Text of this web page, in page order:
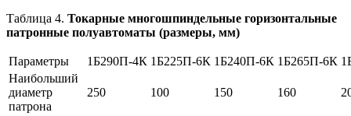
Таблица 4. Токарные многошпиндельные горизонтальные
патронные полуавтоматы (размеры, мм)
Параметры 1Б290П-4К 1Б225П-6К 1Б240П-6К 1Б265П-6К
Наибольший
диаметр
патрона
250 100 150 160